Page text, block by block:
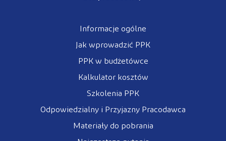
Informacje ogólne
Jak wprowadzić PPK
PPK w budżetówce
Kalkulator kosztów
Szkolenia PPK
Odpowiedzialny i Przyjazny Pracodawca
Materiały do pobrania